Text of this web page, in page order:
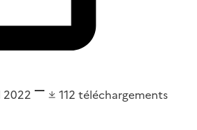
2022 112 téléchargements